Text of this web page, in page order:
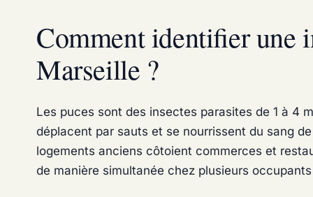
Comment identifier une
Marseille ?
Les puces sont des insectes parasites de 1 à 4
déplacent par sauts et se nourrissent du sang
logements anciens côtoient commerces et
de manière simultanée chez plusieurs occupants